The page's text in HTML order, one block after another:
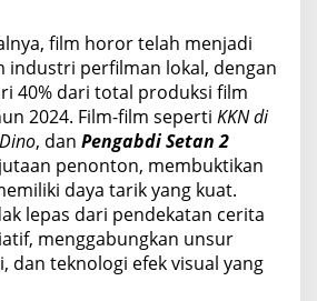
film horor telah menjadi
industri perfilman lokal, dengan
40% dari total produksi film
2024. Film-film seperti KKN di
, dan Pengabdi Setan 2
penonton, membuktikan
daya tarik yang kuat.
lepas dari pendekatan cerita
menggabungkan unsur
dan teknologi efek visual yang